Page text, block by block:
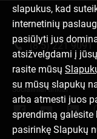
slapukus, kad
internetinių
pasiūlyti jus
atsižvelgdami į
rasite mūsų
su mūsų slapukų
arba atmesti juos
sprendimą galėsite
pasirinkę Slapukų
Susisiek su mumis
(8 5) 221 9091
Socialiniai tinklai